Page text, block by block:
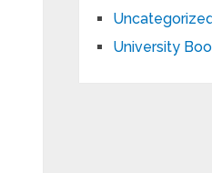
University